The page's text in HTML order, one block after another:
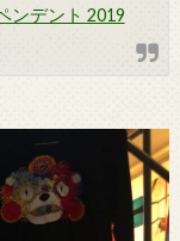
ンデント 2019